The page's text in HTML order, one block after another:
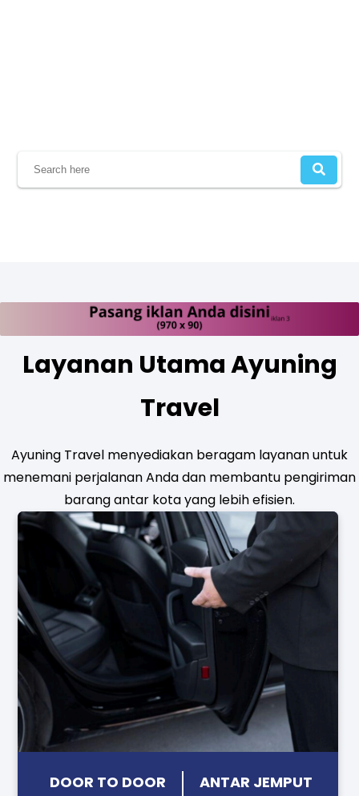
Layanan Utama Ayuning
Travel
Ayuning Travel menyediakan beragam layanan untuk
menemani perjalanan Anda dan membantu pengiriman
barang antar kota yang lebih efisien.
DOOR TO DOOR ANTAR JEMPUT